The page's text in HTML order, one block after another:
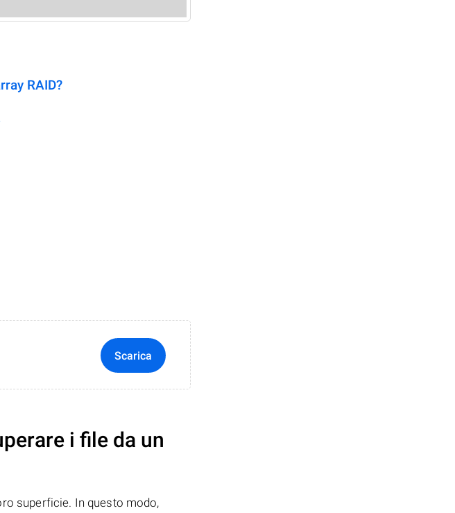
RAID?
Scarica
i file da un
superficie. In questo modo,